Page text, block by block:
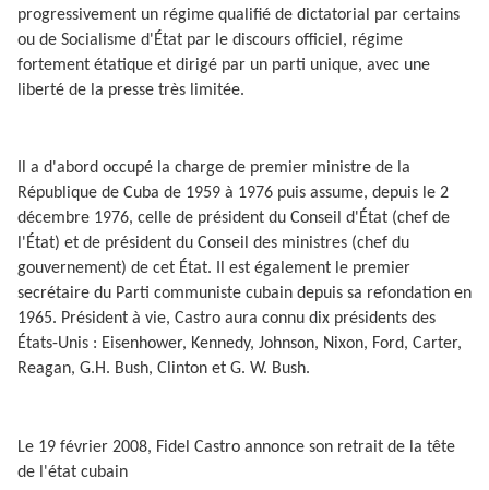
progressivement un régime qualifié de dictatorial par certains
ou de Socialisme d'État par le discours officiel, régime
fortement étatique et dirigé par un parti unique, avec une
liberté de la presse très limitée.
Il a d'abord occupé la charge de premier ministre de la
République de Cuba de 1959 à 1976 puis assume, depuis le 2
décembre 1976, celle de président du Conseil d'État (chef de
l'État) et de président du Conseil des ministres (chef du
gouvernement) de cet État. Il est également le premier
secrétaire du Parti communiste cubain depuis sa refondation en
1965. Président à vie, Castro aura connu dix présidents des
États-Unis : Eisenhower, Kennedy, Johnson, Nixon, Ford, Carter,
Reagan, G.H. Bush, Clinton et G. W. Bush.
Le 19 février 2008, Fidel Castro annonce son retrait de la tête
de l'état cubain